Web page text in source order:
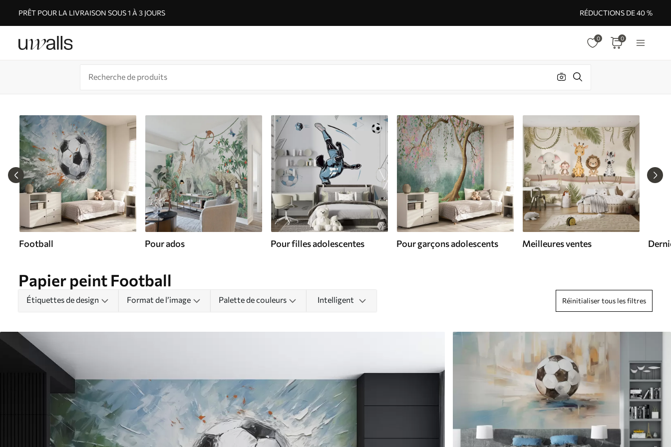
PRÊT POUR LA LIVRAISON SOUS 1 À 3 JOURS RÉDUCTIONS DE 40 %
0 0
Football Pour ados Pour filles adolescentes Pour garçons adolescents Meilleures ventes
Papier peint Football
Étiquettes de design Format de l’image Palette de couleurs Intelligent Réinitialiser tous les filtres